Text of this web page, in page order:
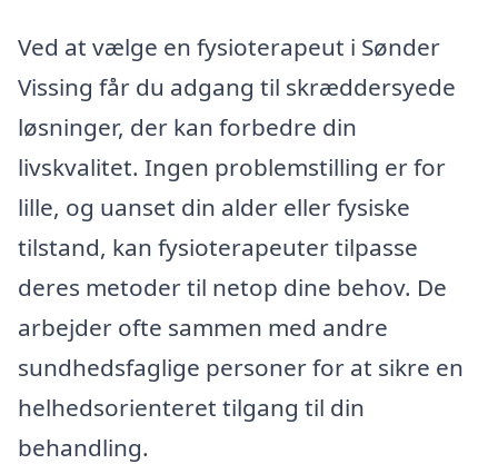
Ved at vælge en fysioterapeut i Sønder
Vissing får du adgang til skræddersyede
løsninger, der kan forbedre din
livskvalitet. Ingen problemstilling er for
lille, og uanset din alder eller fysiske
tilstand, kan fysioterapeuter tilpasse
deres metoder til netop dine behov. De
arbejder ofte sammen med andre
sundhedsfaglige personer for at sikre en
helhedsorienteret tilgang til din
behandling.